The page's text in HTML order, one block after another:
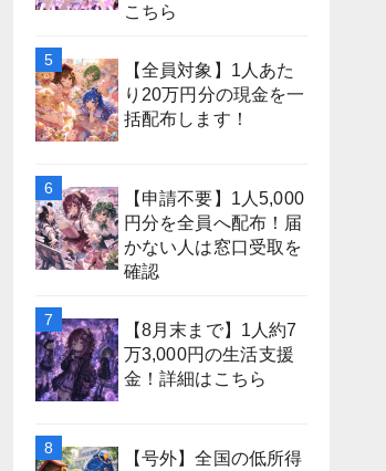
こちら
【全員対象】1人あた
り20万円分の現金を一
括配布します！
【申請不要】1人5,000
円分を全員へ配布！届
かない人は窓口受取を
確認
【8月末まで】1人約7
万3,000円の生活支援
金！詳細はこちら
【号外】全国の低所得